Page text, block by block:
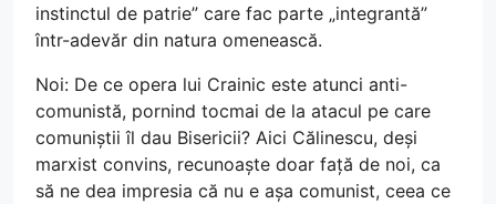
instinctul de patrie” care fac parte „integrantă”
într-adevăr din natura omenească.
Noi: De ce opera lui Crainic este atunci anti-
comunistă, pornind tocmai de la atacul pe care
comuniștii îl dau Bisericii? Aici Călinescu, deși
marxist convins, recunoaște doar față de noi, ca
să ne dea impresia că nu e așa comunist, ceea ce